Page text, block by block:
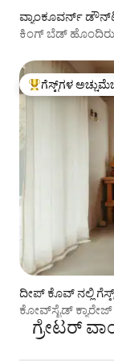
ವ್ಯಾಂಕೂವರ್ನ್
ಕಿಂಗ್ ಬೆಡ್
ಗೆಸ್ಟ್‌ಗಳಿಗೆ ಅತಿ
ಗೆಸ್ಟ್‌ಗಳ
ದೀಪ್ ಕೊವ್ ನಲ್ಲಿ
ಕೋವ್‌ಸೈಡ್
ಗ್ರೇಟರ್